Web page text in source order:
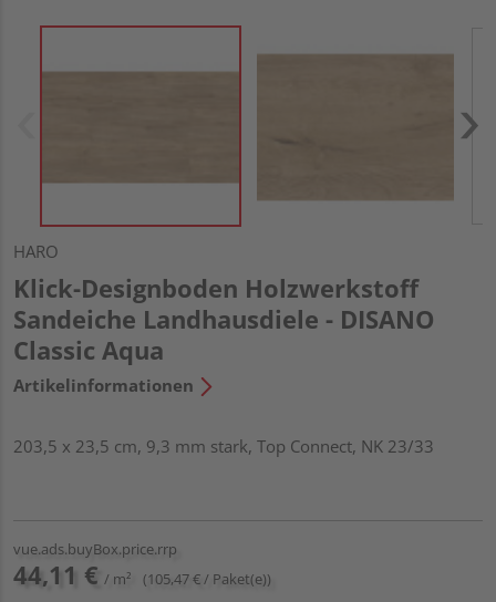
HARO
Klick-Designboden Holzwerkstoff
Sandeiche Landhausdiele - DISANO
Classic Aqua
Artikelinformationen
203,5 x 23,5 cm, 9,3 mm stark, Top Connect, NK 23/33
vue.ads.buyBox.price.rrp
44,11 € / m² (105,47 € / Paket(e))